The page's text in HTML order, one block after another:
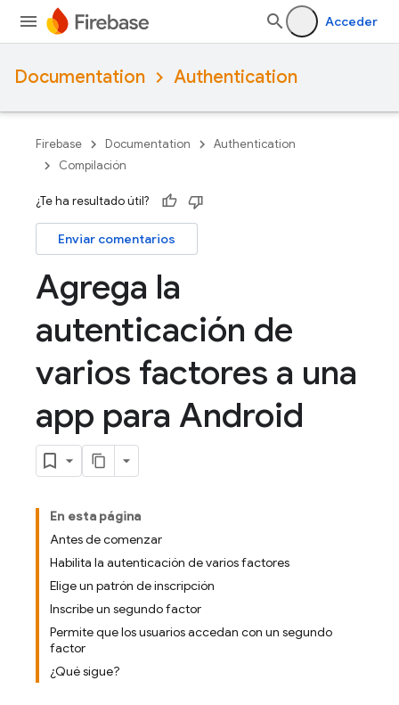
Acceder
Documentation Authentication
Firebase Documentation
Authentication
Compilación
¿Te ha resultado útil?
Enviar comentarios
Agrega la
autenticación de
varios factores a una
app para Android
En esta página
Antes de comenzar
Habilita la autenticación de varios factores
Elige un patrón de inscripción
Inscribe un segundo factor
Permite que los usuarios accedan con un segundo
factor
¿Qué sigue?